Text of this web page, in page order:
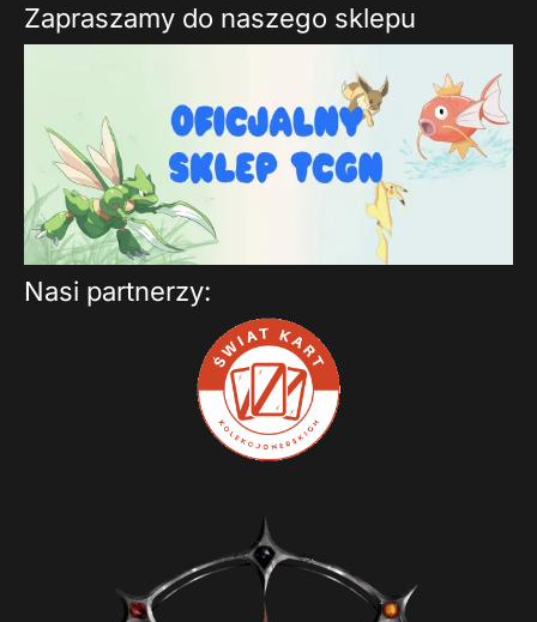
Zapraszamy do naszego sklepu
Nasi partnerzy: